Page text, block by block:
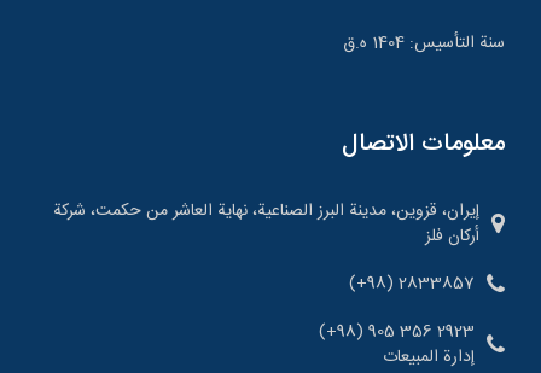
سنة التأسيس: 1404 ه.ق
معلومات الاتصال
إيران، قزوين، مدينة البرز الصناعية، نهاية العاشر من حكمت، شركة
أركان فلز
(+98) 2833857
2923 356 905 (98+)
إدارة المبيعات